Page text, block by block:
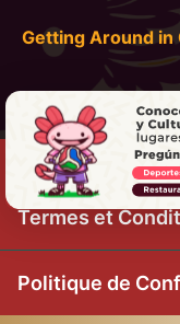
Getting Around in
Termes et
Politique de